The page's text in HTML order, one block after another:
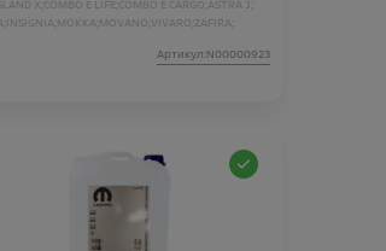
X; COMBO E LIFE; COMBO E CARGO; ASTRA J;
INSIGNIA; MOKKA; MOVANO; VIVARO; ZAFIRA;
Артикул:N00000923